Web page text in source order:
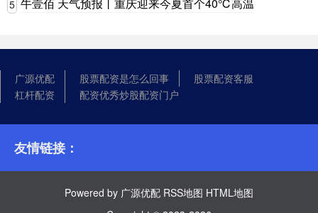
5 牛壹佰 天气预报丨重庆迎来今夏首个40℃高温
广源优配 股票配资是怎么回事
股票配资客服
杠杆配资
配资优秀炒股配资门户
友情链接：
Powered by 广源优配 RSS地图 HTML地图